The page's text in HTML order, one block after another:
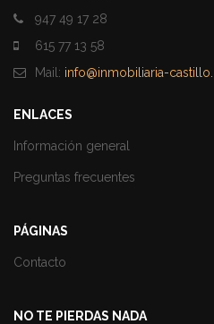
947 49 17 28
615 77 13 58
Mail: info@inmobiliaria-
ENLACES
Información general
Preguntas frecuentes
PÁGINAS
Contacto
NO TE PIERDAS NADA